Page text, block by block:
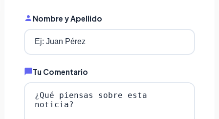
Nombre y Apellido
Tu Comentario